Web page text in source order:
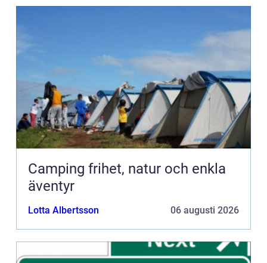
Camping frihet, natur och enkla
äventyr
Lotta Albertsson 06 augusti 2026